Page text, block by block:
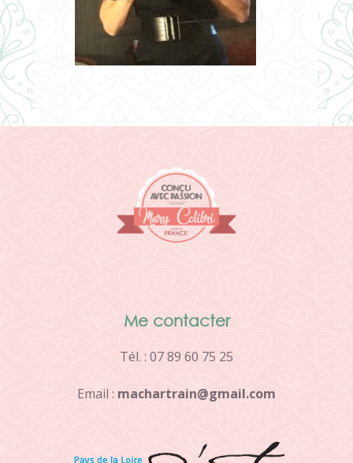
Me contacter
Tél. : 07 89 60 75 25
Email : machartrain@gmail.com